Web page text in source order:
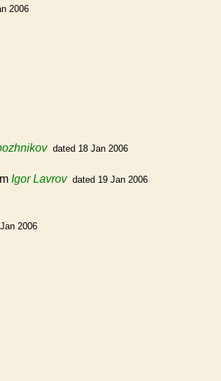
2006
dated 18 Jan 2006
Igor Lavrov dated 19 Jan 2006
2006